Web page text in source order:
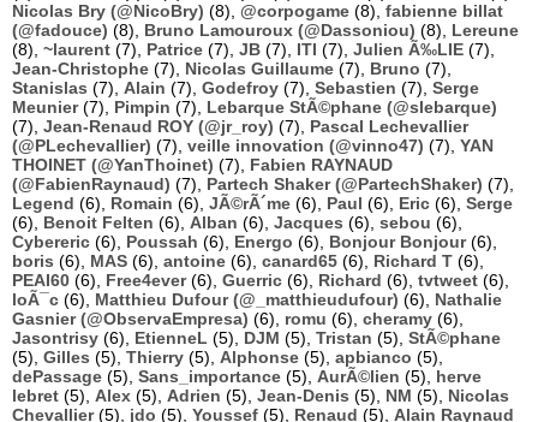
Nicolas Bry (@NicoBry) (8), @corpogame (8), fabienne billat
(@fadouce) (8), Bruno Lamouroux (@Dassoniou) (8), Lereune
(8), ~laurent (7), Patrice (7), JB (7), ITI (7), Julien Ã‰LIE (7),
Jean-Christophe (7), Nicolas Guillaume (7), Bruno (7),
Stanislas (7), Alain (7), Godefroy (7), Sebastien (7), Serge
Meunier(7), Pimpin (7), Lebarque StÃ©phane (@slebarque)
(7), Jean-Renaud ROY (@jr_roy) (7), Pascal Lechevallier
(@PLechevallier) (7), veille innovation (@vinno47) (7), YAN
THOINET (@YanThoinet) (7), Fabien RAYNAUD
(@FabienRaynaud) (7), Partech Shaker (@PartechShaker) (7),
Legend (6), Romain (6), JÃ©rÃ´me (6), Paul (6), Eric (6), Serge
(6), Benoit Felten (6), Alban (6), Jacques (6), sebou (6),
Cybereric (6), Poussah (6), Energo (6), Bonjour Bonjour(6),
boris (6), MAS (6), antoine (6), canard65 (6), Richard T (6),
PEAI60 (6), Free4ever(6), Guerric (6), Richard (6), tvtweet (6),
loÃ¯c (6), Matthieu Dufour (@_matthieudufour) (6), Nathalie
Gasnier (@ObservaEmpresa) (6), romu (6), cheramy (6),
Jasontrisy (6), EtienneL (5), DJM (5), Tristan (5), StÃ©phane
(5), Gilles (5), Thierry (5), Alphonse (5), apbianco (5),
dePassage (5), Sans_importance (5), AurÃ©lien (5), herve
lebret (5), Alex (5), Adrien (5), Jean-Denis (5), NM (5), Nicolas
Chevallier(5), jdo (5), Youssef (5), Renaud (5), Alain Raynaud